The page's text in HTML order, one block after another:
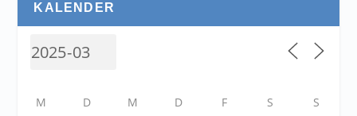
KALENDER
M D M D F S S